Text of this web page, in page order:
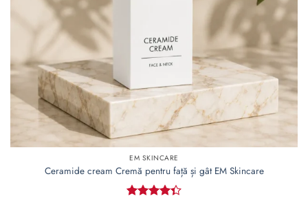
EM SKINCARE
Ceramide cream Cremă pentru față și gât EM Skincare